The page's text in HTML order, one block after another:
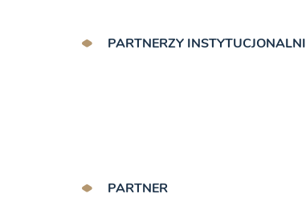
PARTNERZY INSTYTUCJONALNI
PARTNER